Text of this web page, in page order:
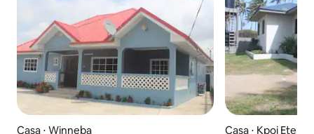
Casa ⋅ Winneba
Casa ⋅ Kpoi Ete